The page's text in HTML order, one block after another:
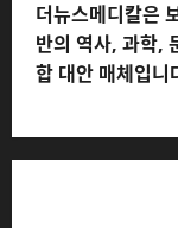
더뉴스메디칼은
반의 역사, 과학,
합 대안 매체입니